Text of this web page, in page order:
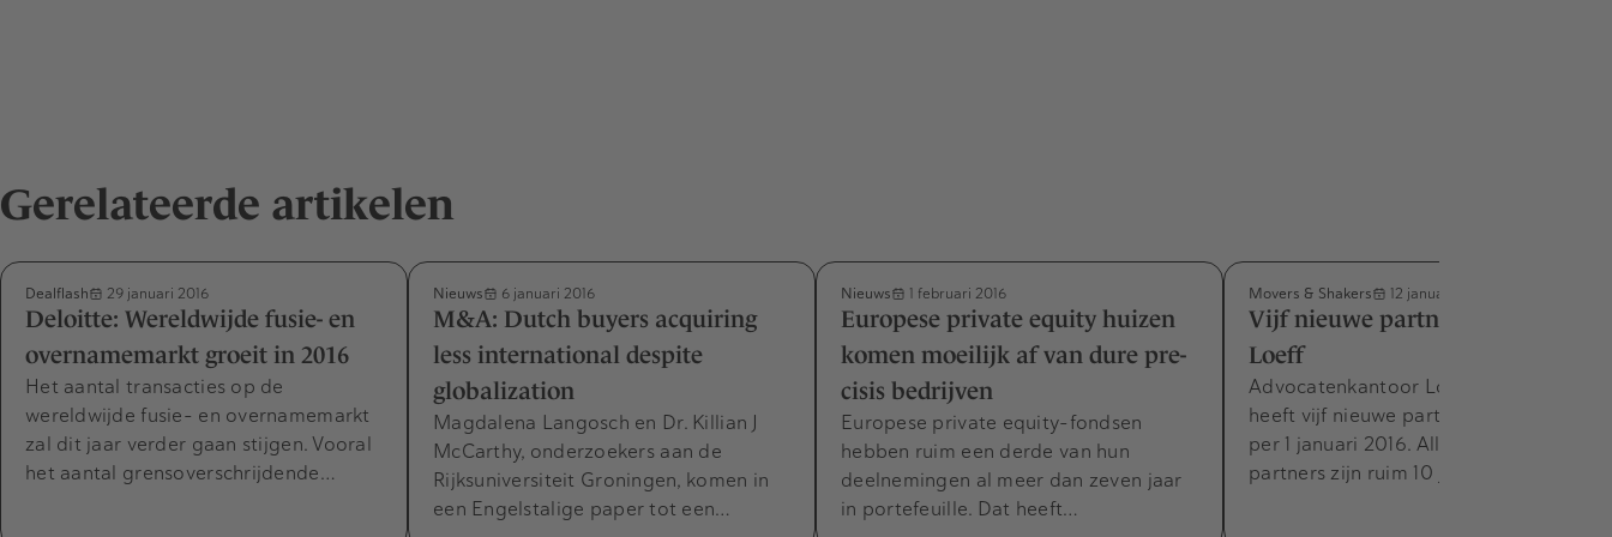
Gerelateerde artikelen
Dealflash 29 januari 2016
Deloitte: Wereldwijde fusie- en
overnamemarkt groeit in 2016
Het aantal transacties op de
wereldwijde fusie- en overnamemarkt
zal dit jaar verder gaan stijgen. Vooral
het aantal grensoverschrijdende…
Nieuws 6 januari 2016
M&A: Dutch buyers acquiring
less international despite
globalization
Magdalena Langosch en Dr. Killian J
McCarthy, onderzoekers aan de
Rijksuniversiteit Groningen, komen in
een Engelstalige paper tot een…
Nieuws 1 februari 2016
Europese private equity huizen
komen moeilijk af van dure pre-
cisis bedrijven
Europese private equity-fondsen
hebben ruim een derde van hun
deelnemingen al meer dan zeven jaar
in portefeuille. Dat heeft…
Movers & Shakers 12 januari 2016
Vijf nieuwe partners Loyens &
Loeff
Advocatenkantoor Loyens & Loeff
heeft vijf nieuwe partners benoemd
per 1 januari 2016. Alle kersverse
partners zijn ruim 10 jaar in…